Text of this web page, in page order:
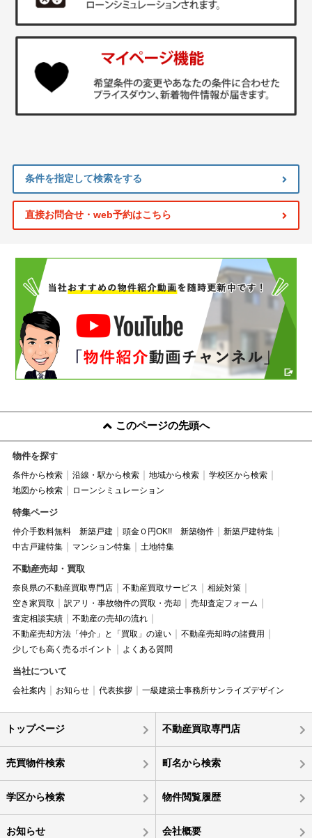
条件を指定して検索をする
直接お問合せ・web予約はこちら
このページの先頭へ
物件を探す
条件から検索 沿線・駅から検索 地域から検索
学校区から検索
地図から検索
ローンシミュレーション
特集ページ
仲介手数料無料 新築戸建 頭金０円OK!! 新築物件
新築戸建特集
中古戸建特集
マンション特集 土地特集
不動産売却・買取
奈良県の不動産買取専門店 不動産買取サービス
相続対策
空き家買取
訳アリ・事故物件の買取・売却
売却査定フォーム
査定相談実績
不動産の売却の流れ
不動産売却方法「仲介」と「買取」の違い
不動産売却時の諸費用
少しでも高く売るポイント
よくある質問
当社について
会社案内 お知らせ 代表挨拶 一級建築士事務所サンライズデザイン
トップページ 不動産買取専門店
売買物件検索 町名から検索
学区から検索 物件閲覧履歴
お知らせ 会社概要